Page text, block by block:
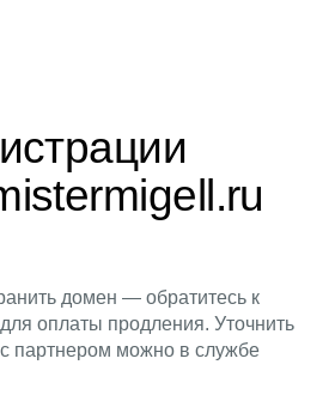
домен — обратитесь к
оплаты продления. Уточнить
с партнером можно в службе